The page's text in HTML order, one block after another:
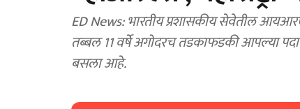
ED News: भारतीय प्रशासकीय सेवेतील
तब्बल 11 वर्षे अगोदरच तडकाफडकी आपल्या
बसला आहे.